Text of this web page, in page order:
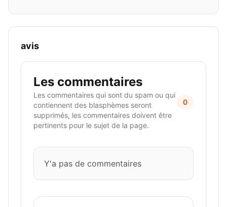
avis
Les commentaires
Les commentaires qui sont du spam ou qui
contiennent des blasphèmes seront
supprimés, les commentaires doivent être
pertinents pour le sujet de la page.
0
Y'a pas de commentaires